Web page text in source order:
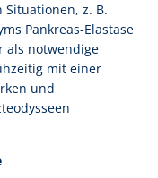
z. B.
Pankreas-Elastase
als notwendige
mit einer
und